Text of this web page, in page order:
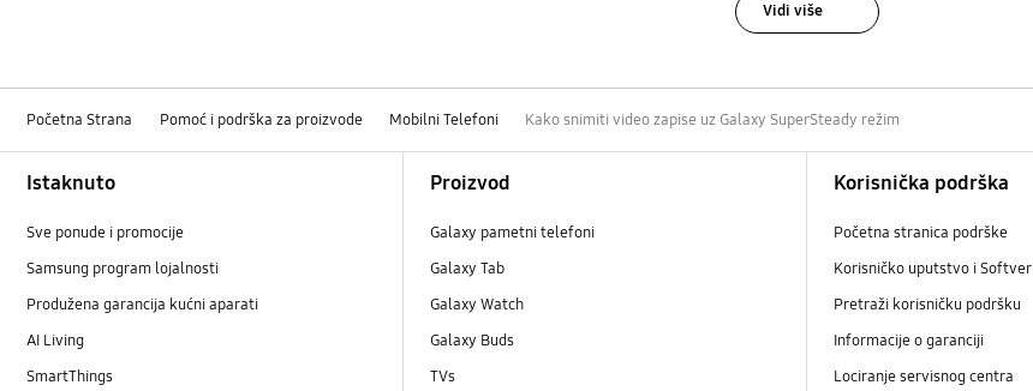
Vidi više
Početna Strana Pomoć i podrška za proizvode Mobilni Telefoni Kako snimiti video zapise uz Galaxy SuperSteady režim
Istaknuto
Sve ponude i promocije
Samsung program lojalnosti
Produžena garancija kućni aparati
AI Living
SmartThings
Proizvod
Galaxy pametni telefoni
Galaxy Tab
Galaxy Watch
Galaxy Buds
TVs
Korisnička podrška
Početna stranica podrške
Korisničko uputstvo i Softver
Pretraži korisničku podršku
Informacije o garanciji
Lociranje servisnog centra